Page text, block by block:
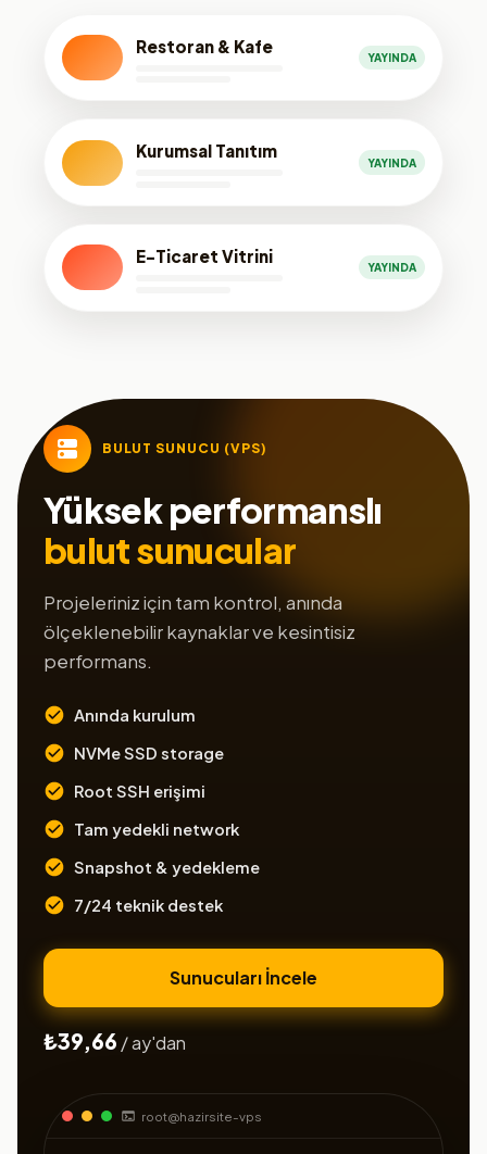
Restoran & Kafe
YAYINDA
Kurumsal Tanıtım
YAYINDA
E-Ticaret Vitrini
YAYINDA
root@hazirsite-vps
BULUT SUNUCU (VPS)
Yüksek performanslı
bulut sunucular
Projeleriniz için tam kontrol, anında
ölçeklenebilir kaynaklar ve kesintisiz
performans.
Anında kurulum
NVMe SSD storage
Root SSH erişimi
Tam yedekli network
Snapshot & yedekleme
7/24 teknik destek
Sunucuları İncele
₺39,66 / ay'dan